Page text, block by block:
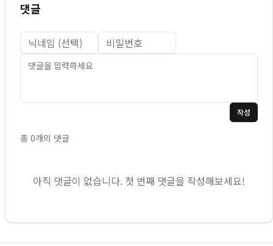
댓글
작성
총 0개의 댓글
아직 댓글이 없습니다. 첫 번째 댓글을 작성해보세요!